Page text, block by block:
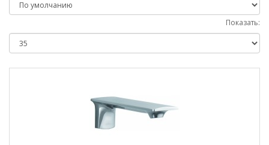
Показать: